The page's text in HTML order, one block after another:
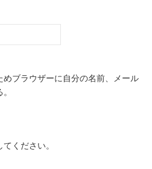
ブラウザーに自分の名前、メール
ください。